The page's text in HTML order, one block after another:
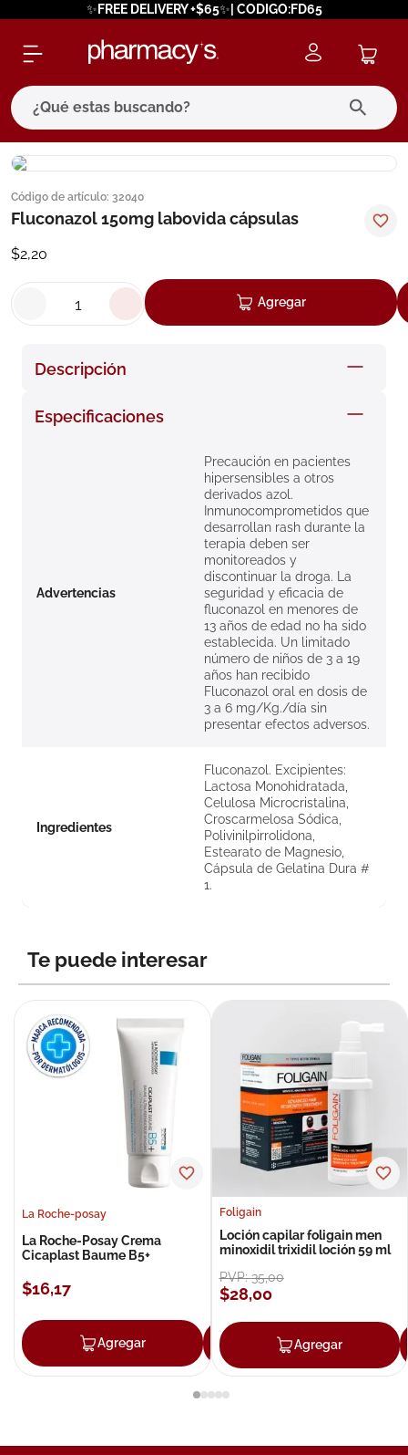
✨FREE DELIVERY +$65✨| CODIGO:FD65
¿Qué estas buscando?
Código de artículo: 32040
Fluconazol 150mg labovida cápsulas
$2,20
Agregar
Descripción
Especificaciones
Advertencias
Precaución en pacientes
hipersensibles a otros
derivados azol.
Inmunocomprometidos que
desarrollan rash durante la
terapia deben ser
monitoreados y
discontinuar la droga. La
seguridad y eficacia de
fluconazol en menores de
13 años de edad no ha sido
establecida. Un limitado
número de niños de 3 a 19
años han recibido
Fluconazol oral en dosis de
3 a 6 mg/Kg./día sin
presentar efectos adversos.
Ingredientes
Fluconazol. Excipientes:
Lactosa Monohidratada,
Celulosa Microcristalina,
Croscarmelosa Sódica,
Polivinilpirrolidona,
Estearato de Magnesio,
Cápsula de Gelatina Dura #
1.
Te puede interesar
La Roche-posay
La Roche-Posay Crema
Cicaplast Baume B5+
$16,17
Agregar Agregar
Foligain
Loción capilar foligain men
minoxidil trixidil loción 59 ml
PVP:35,00
$28,00
Agregar
términos más buscados
1. eucerin
pilexil
5. cerave
6 degraler
8. roche posay